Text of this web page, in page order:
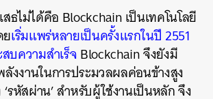
ธไม่ได้คือ Blockchain เป็นเทคโนโลยี
เริ่มแพร่หลายเป็นครั้งแรกในปี 2551
บความสำเร็จBlockchain จึงยังมี
งงานในการประมวลผลค่อนข้างสูง
รหัสผ่าน’ สำหรับผู้ใช้งานเป็นหลัก จึง